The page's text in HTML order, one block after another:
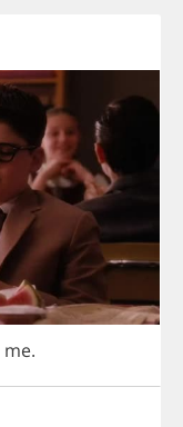
me.